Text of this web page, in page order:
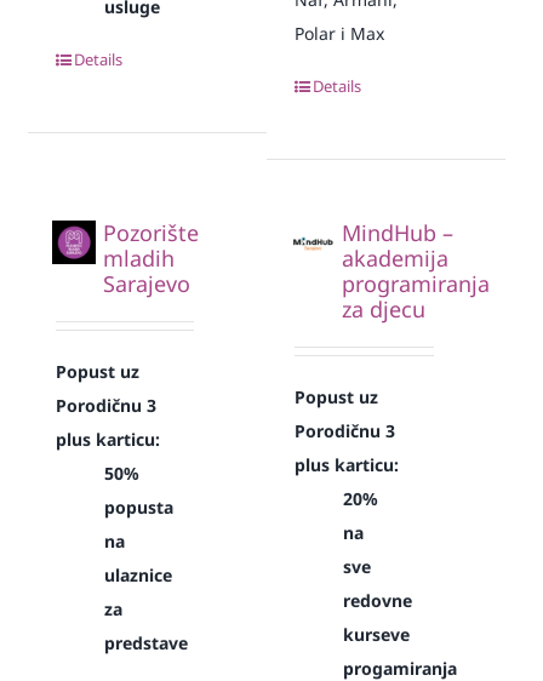
usluge
Details
Polar i Max
Details
Pozorište
mladih
Sarajevo
Popust uz
Porodičnu 3
plus karticu:
50%
popusta
na
ulaznice
za
predstave
MindHub –
akademija
programiranja
za djecu
Popust uz
Porodičnu 3
plus karticu:
20%
na
sve
redovne
kurseve
progamiranja